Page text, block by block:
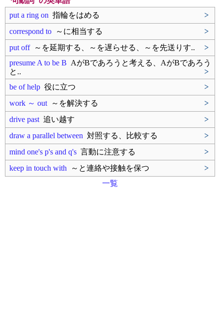
put a ring on 指輪をはめる
>
correspond to ～に相当する
>
put off～を延期する、～を遅らせる、～を先送りす..
>
presume A to be B AがBであろうと考える、AがBであろう
と..
>
be of help 役に立つ
>
work ～ out ～を解決する
>
drive past 追い越す
>
draw a parallel between 対照する、比較する
>
mind one's p's and q's 言動に注意する
>
keep in touch with ～と連絡や接触を保つ
>
一覧